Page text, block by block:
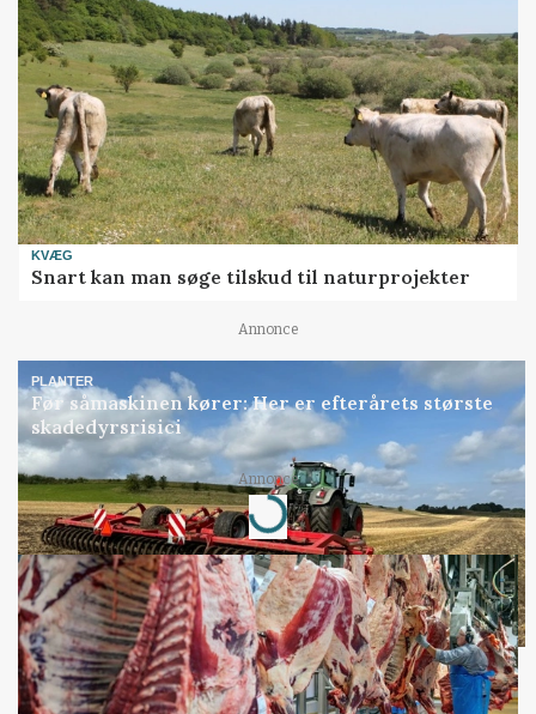
KVÆG
Snart kan man søge tilskud til naturprojekter
Annonce
PLANTER
Før såmaskinen kører: Her er efterårets største
skadedyrsrisici
Annonce
Loading...